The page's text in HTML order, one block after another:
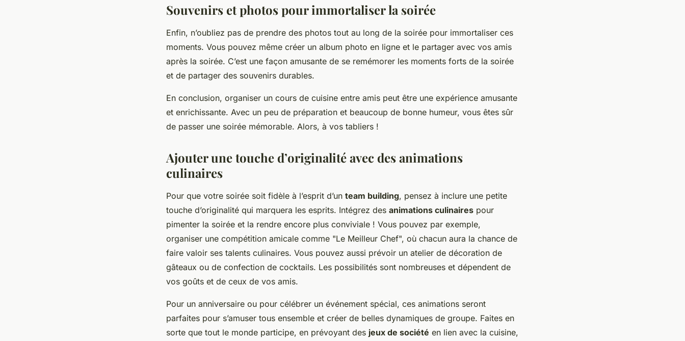
Souvenirs et photos pour immortaliser la soirée
Enfin, n’oubliez pas de prendre des photos tout au long de la soirée pour immortaliser ces
moments. Vous pouvez même créer un album photo en ligne et le partager avec vos amis
après la soirée. C’est une façon amusante de se remémorer les moments forts de la soirée
et de partager des souvenirs durables.
En conclusion, organiser un cours de cuisine entre amis peut être une expérience amusante
et enrichissante. Avec un peu de préparation et beaucoup de bonne humeur, vous êtes sûr
de passer une soirée mémorable. Alors, à vos tabliers !
Ajouter une touche d’originalité avec des animations
culinaires
Pour que votre soirée soit fidèle à l’esprit d’un team building, pensez à inclure une petite
touche d’originalité qui marquera les esprits. Intégrez des animations culinaires pour
pimenter la soirée et la rendre encore plus conviviale ! Vous pouvez par exemple,
organiser une compétition amicale comme "Le Meilleur Chef", où chacun aura la chance de
faire valoir ses talents culinaires. Vous pouvez aussi prévoir un atelier de décoration de
gâteaux ou de confection de cocktails. Les possibilités sont nombreuses et dépendent de
vos goûts et de ceux de vos amis.
Pour un anniversaire ou pour célébrer un événement spécial, ces animations seront
parfaites pour s’amuser tous ensemble et créer de belles dynamiques de groupe. Faites en
sorte que tout le monde participe, en prévoyant des jeux de société en lien avec la cuisine,